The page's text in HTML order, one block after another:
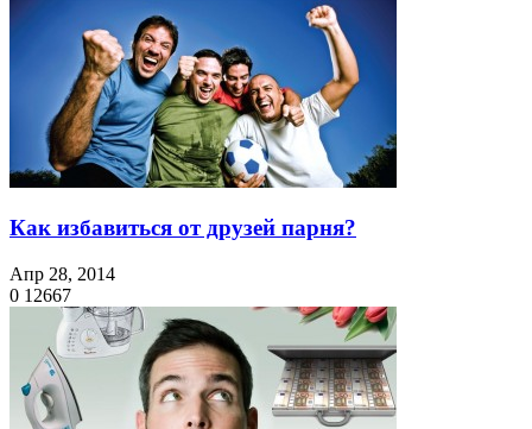
Как избавиться от друзей парня?
Апр 28, 2014
0 12667